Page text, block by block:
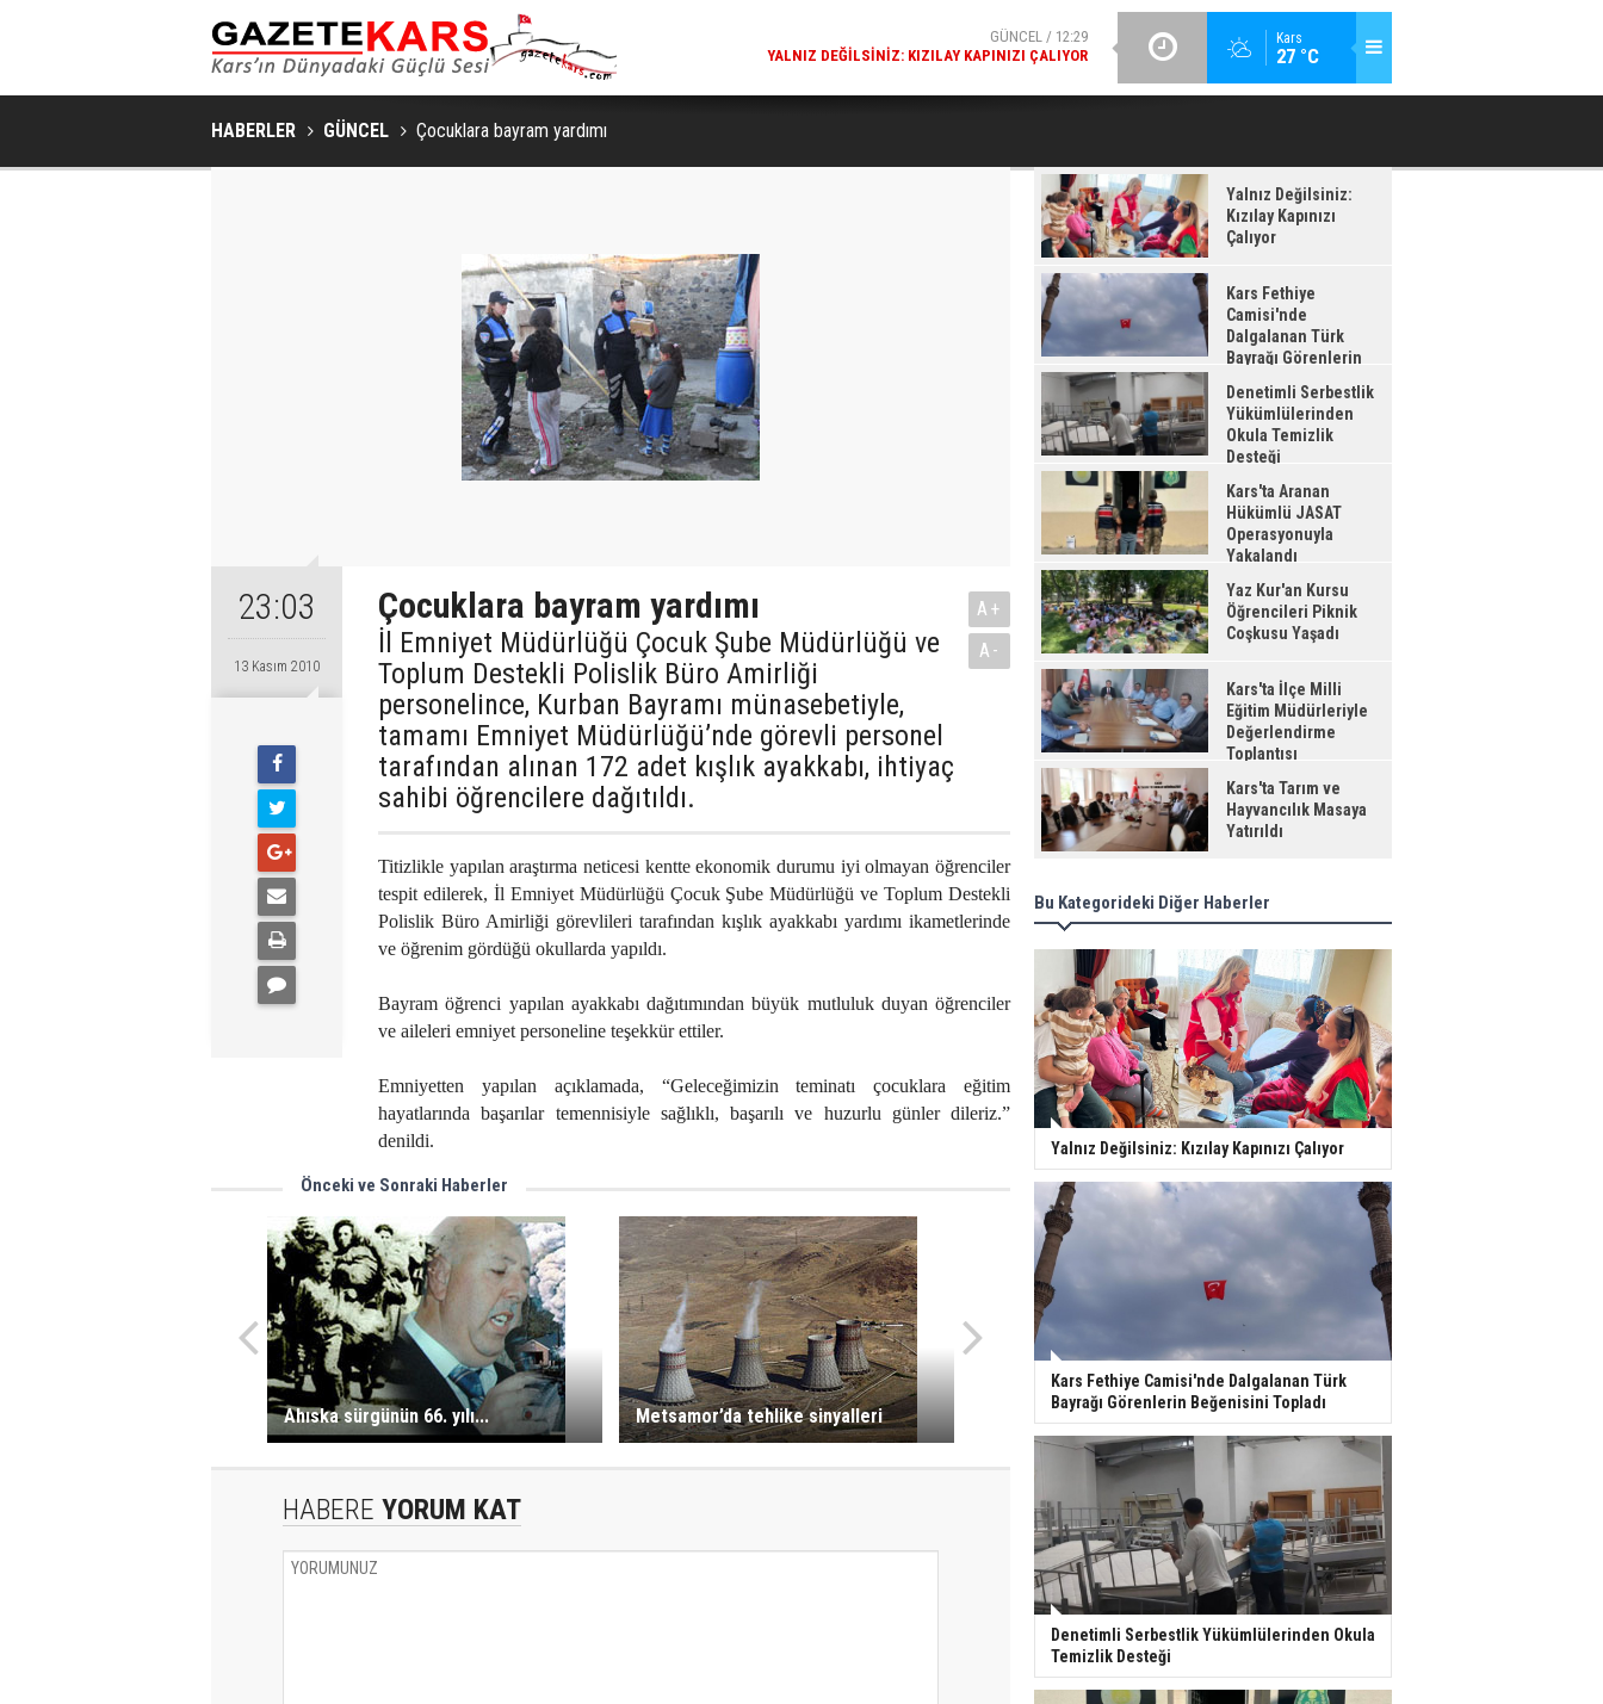
Kars
27 °C
GÜNCEL / 12:28
KARS FETHIYE CAMISI'NDE DALGALANAN TÜRK BAYRAĞI
DENETIMLI SERBESTLIK YÜKÜMLÜLERINDEN OKULA TEMIZLIK
HABERLER GÜNCEL Çocuklara bayram yardımı
23:03
13 Kasım 2010
Çocuklara bayram yardımı
İl Emniyet Müdürlüğü Çocuk Şube Müdürlüğü ve
Toplum Destekli Polislik Büro Amirliği
personelince, Kurban Bayramı münasebetiyle,
tamamı Emniyet Müdürlüğü’nde görevli personel
tarafından alınan 172 adet kışlık ayakkabı, ihtiyaç
sahibi öğrencilere dağıtıldı.
A+
A-
Titizlikle yapılan araştırma neticesi kentte ekonomik durumu iyi olmayan öğrenciler
tespit edilerek, İl Emniyet Müdürlüğü Çocuk Şube Müdürlüğü ve Toplum Destekli
Polislik Büro Amirliği görevlileri tarafından kışlık ayakkabı yardımı ikametlerinde
ve öğrenim gördüğü okullarda yapıldı.
Bayram öğrenci yapılan ayakkabı dağıtımından büyük mutluluk duyan öğrenciler
ve aileleri emniyet personeline teşekkür ettiler.
Emniyetten yapılan açıklamada, “Geleceğimizin teminatı çocuklara eğitim
hayatlarında başarılar temennisiyle sağlıklı, başarılı ve huzurlu günler dileriz.”
denildi.
Önceki ve Sonraki Haberler
Ahıska sürgünün 66. yılı... Metsamor’da tehlike sinyalleri
HABERE YORUM KAT
Yalnız Değilsiniz:
Kızılay Kapınızı
Çalıyor
Kars Fethiye
Camisi'nde
Dalgalanan Türk
Bayrağı Görenlerin
Beğenisini Topladı
Denetimli Serbestlik
Yükümlülerinden
Okula Temizlik
Desteği
Kars'ta Aranan
Hükümlü JASAT
Operasyonuyla
Yakalandı
Yaz Kur'an Kursu
Öğrencileri Piknik
Coşkusu Yaşadı
Kars'ta İlçe Milli
Eğitim Müdürleriyle
Değerlendirme
Toplantısı
Kars'ta Tarım ve
Hayvancılık Masaya
Yatırıldı
Bu Kategorideki Diğer Haberler
Yalnız Değilsiniz: Kızılay Kapınızı Çalıyor
Kars Fethiye Camisi'nde Dalgalanan Türk
Bayrağı Görenlerin Beğenisini Topladı
Denetimli Serbestlik Yükümlülerinden Okula
Temizlik Desteği